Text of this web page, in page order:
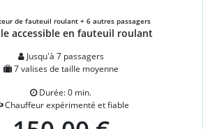
de fauteuil roulant + 6 autres passagers
accessible en fauteuil roulant
Jusqu'à 7 passagers
7 valises de taille moyenne
Durée: 0 min.
Chauffeur expérimenté et fiable